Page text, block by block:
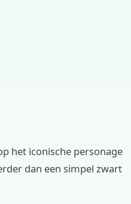
het iconische personage
dan een simpel zwart